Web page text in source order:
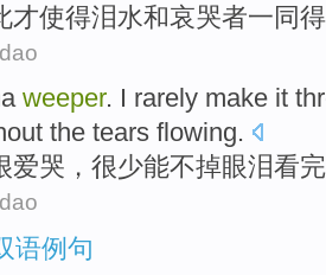
才使得泪水和哀哭者一同
weeper. I rarely make it
the tears flowing.
爱哭 ， 很少能不掉眼泪看完
语例句